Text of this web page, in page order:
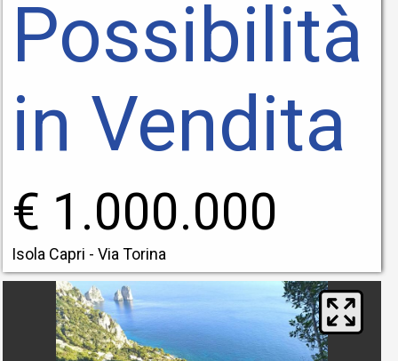
Possibilità
in Vendita
€ 1.000.000
Isola Capri - Via Torina